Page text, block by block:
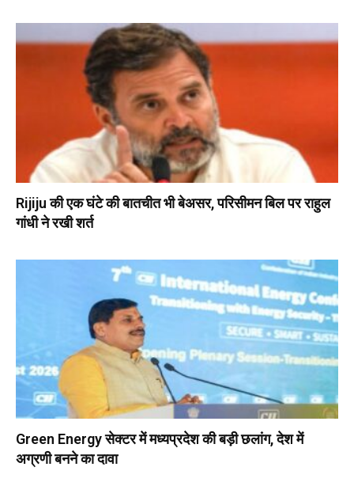
Rijiju की एक घंटे की बातचीत भी बेअसर, परिसीमन बिल पर राहुल
गांधी ने रखी शर्त
Green Energy सेक्टर में मध्यप्रदेश की बड़ी छलांग, देश में
अग्रणी बनने का दावा